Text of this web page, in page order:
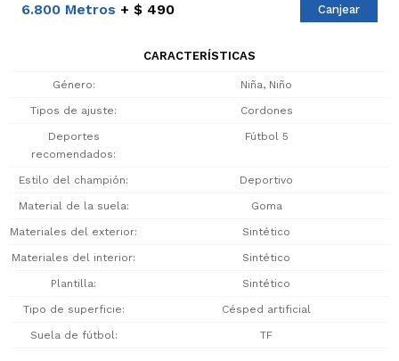
6.800 Metros $ 490 Canjear
CARACTERÍSTICAS
Género Niña, Niño
Tipos de ajuste Cordones
Deportes
recomendados
Fútbol 5
Estilo del champión Deportivo
Material de la suela Goma
Materiales del exterior Sintético
Materiales del interior Sintético
Plantilla Sintético
Tipo de superficie Césped artificial
Suela de fútbol TF